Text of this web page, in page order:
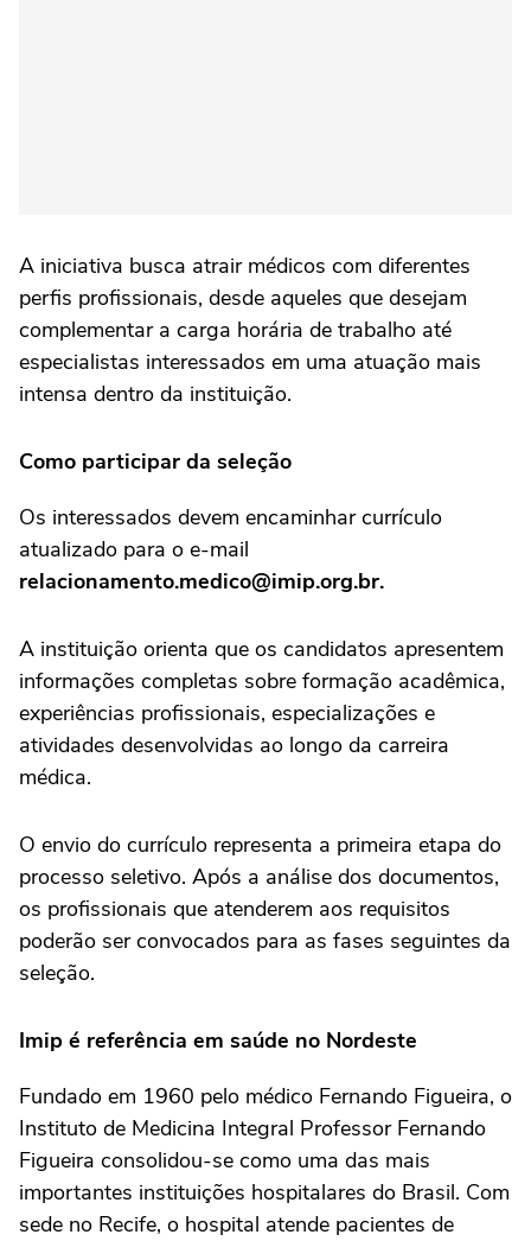
A iniciativa busca atrair médicos com diferentes
perfis profissionais, desde aqueles que desejam
complementar a carga horária de trabalho até
especialistas interessados em uma atuação mais
intensa dentro da instituição.
Como participar da seleção
Os interessados devem encaminhar currículo
atualizado para o e-mail
relacionamento.medico@imip.org.br.
A instituição orienta que os candidatos apresentem
informações completas sobre formação acadêmica,
experiências profissionais, especializações e
atividades desenvolvidas ao longo da carreira
médica.
O envio do currículo representa a primeira etapa do
processo seletivo. Após a análise dos documentos,
os profissionais que atenderem aos requisitos
poderão ser convocados para as fases seguintes da
seleção.
Imip é referência em saúde no Nordeste
Fundado em 1960 pelo médico Fernando Figueira, o
Instituto de Medicina Integral Professor Fernando
Figueira consolidou-se como uma das mais
importantes instituições hospitalares do Brasil. Com
sede no Recife, o hospital atende pacientes de